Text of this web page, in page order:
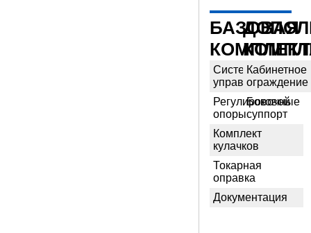
БАЗОВАЯ
Система
управления
Регулировочные
опоры
Комплект
кулачков
Токарная
оправка
Документация
Кабинетное
ограждение
Боковой
суппорт